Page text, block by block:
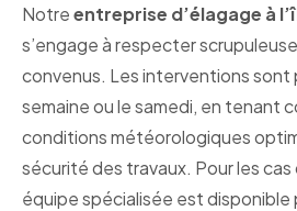
Notreentreprise d’élagage à
s’engage à respecter
convenus. Les interventions sont
semaine ou le samedi, en tenant
conditions météorologiques
sécurité des travaux. Pour les cas
équipe spécialisée est disponible